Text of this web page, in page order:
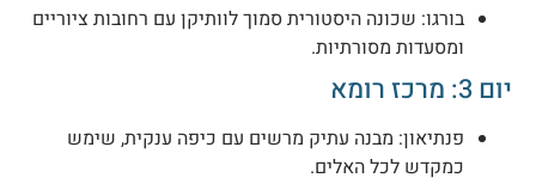
בורגו: שכונה היסטורית סמוך לוותיקן עם רחובות ציוריים
ומסעדות מסורתיות.
3: מרכז רומא
פנתיאון: מבנה עתיק מרשים עם כיפה ענקית, שימש
כמקדש לכל האלים.